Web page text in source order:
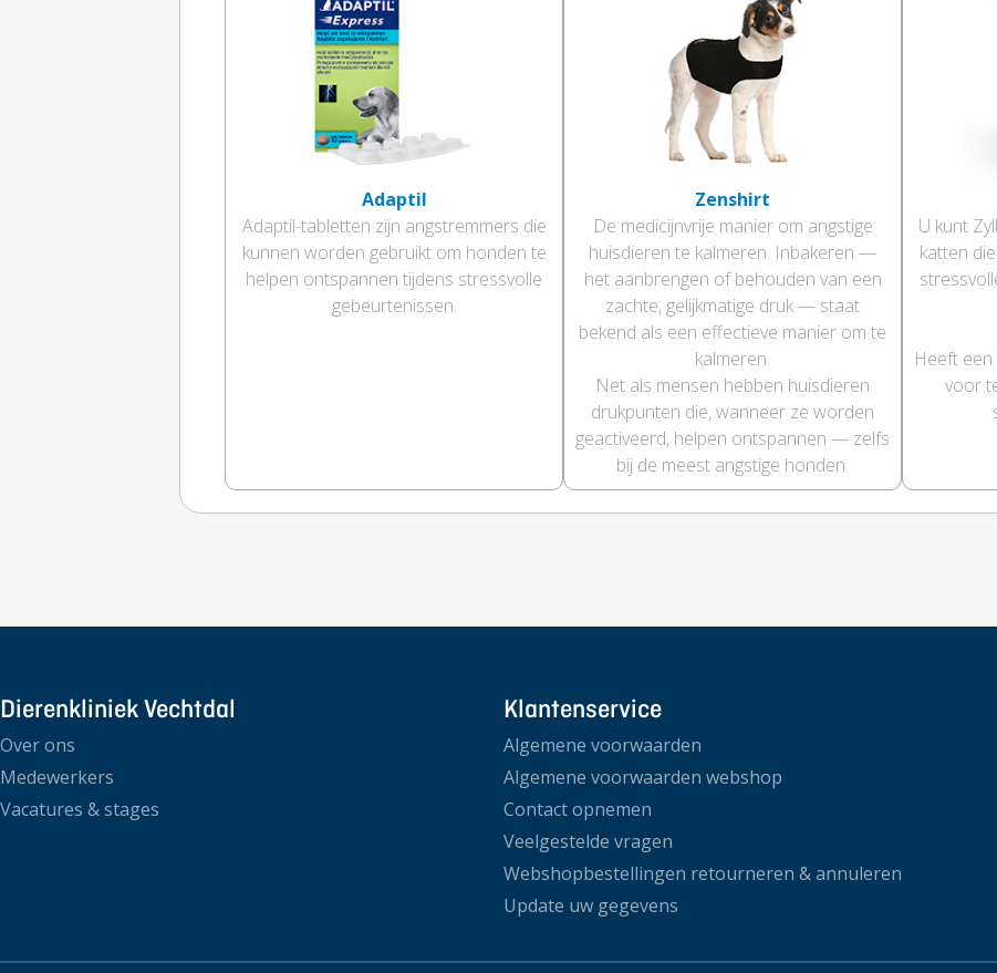
Adaptil
Adaptil-tabletten zijn angstremmers die
kunnen worden gebruikt om honden te
helpen ontspannen tijdens stressvolle
gebeurtenissen.
Zenshirt
De medicijnvrije manier om angstige
huisdieren te kalmeren. Inbakeren —
het aanbrengen of behouden van een
zachte, gelijkmatige druk — staat
bekend als een effectieve manier om te
kalmeren.
Net als mensen hebben huisdieren
drukpunten die, wanneer ze worden
geactiveerd, helpen ontspannen — zelfs
bij de meest angstige honden.
U kunt
katten
Heeft een
voor
Dierenkliniek Vechtdal
Over ons
Medewerkers
Vacatures & stages
Klantenservice
Algemene voorwaarden
Algemene voorwaarden webshop
Contact opnemen
Veelgestelde vragen
Webshopbestellingen retourneren & annuleren
Update uw gegevens